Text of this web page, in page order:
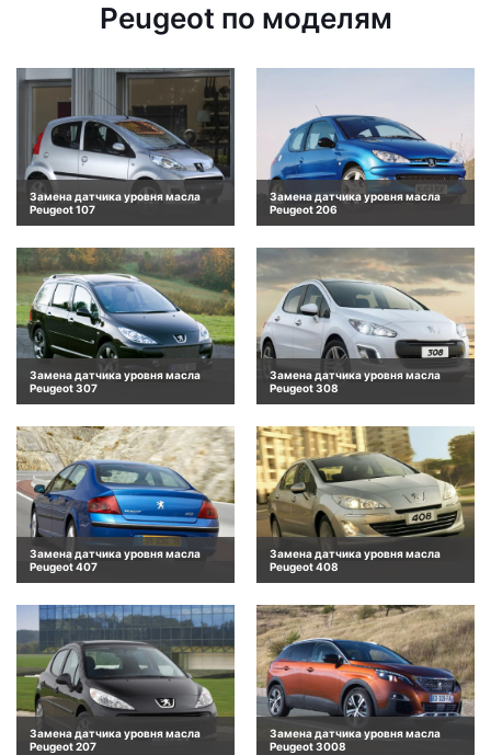
Peugeot по моделям
Замена датчика уровня масла
Peugeot 107
Замена датчика уровня масла
Peugeot 206
Замена датчика уровня масла
Peugeot 307
Замена датчика уровня масла
Peugeot 308
Замена датчика уровня масла
Peugeot 407
Замена датчика уровня масла
Peugeot 408
Замена датчика уровня масла
Peugeot 207
Замена датчика уровня масла
Peugeot 3008